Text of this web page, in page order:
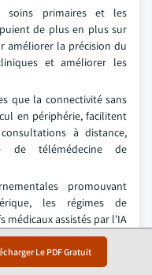
Le PDF Gratuit
soins primaires et les
de plus en plus sur
améliorer la précision du
et améliorer les
que la connectivité sans
en périphérie, facilitent
à distance,
de télémédecine de
promouvant
les régimes de
médicaux assistés par l'IA
R&D par des entreprises
davantage la croissance